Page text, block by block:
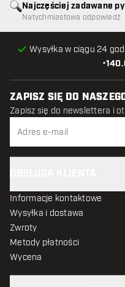
•
Wysyłka w ciągu 24
Najczęściej zadawane
Natychmiastowa odpowiedź
ZAPISZ SIĘ DO
Zapisz się do newslettera i
Informacje kontaktowe
Wysyłka i dostawa
Zwroty
Metody płatności
Wycena